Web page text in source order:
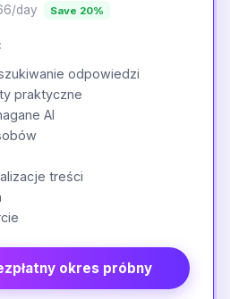
day Save 20%
odpowiedzi
praktyczne
AI
treści
okres próbny